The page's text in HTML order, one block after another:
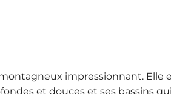
impressionnant.
et douces et ses bassins